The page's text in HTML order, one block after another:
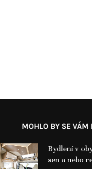
MOHLO BY SE VÁM
Bydlení v
sen a nebo